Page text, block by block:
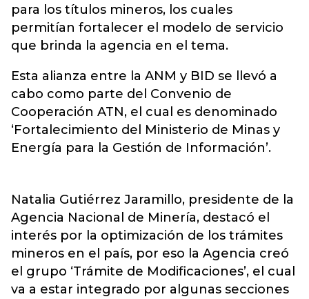
para los títulos mineros, los cuales
permitían fortalecer el modelo de servicio
que brinda la agencia en el tema.
Esta alianza entre la ANM y BID se llevó a
cabo como parte del Convenio de
Cooperación ATN, el cual es denominado
‘Fortalecimiento del Ministerio de Minas y
Energía para la Gestión de Información’.
Natalia Gutiérrez Jaramillo, presidente de la
Agencia Nacional de Minería, destacó el
interés por la optimización de los trámites
mineros en el país, por eso la Agencia creó
el grupo ‘Trámite de Modificaciones’, el cual
va a estar integrado por algunas secciones